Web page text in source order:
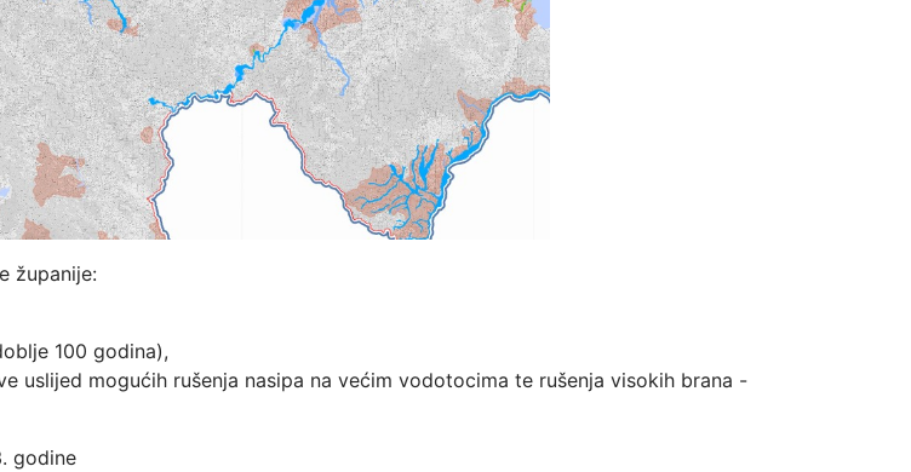
županije:
100 godina),
uslijed mogućih rušenja nasipa na većim vodotocima te rušenja visokih brana -
godine